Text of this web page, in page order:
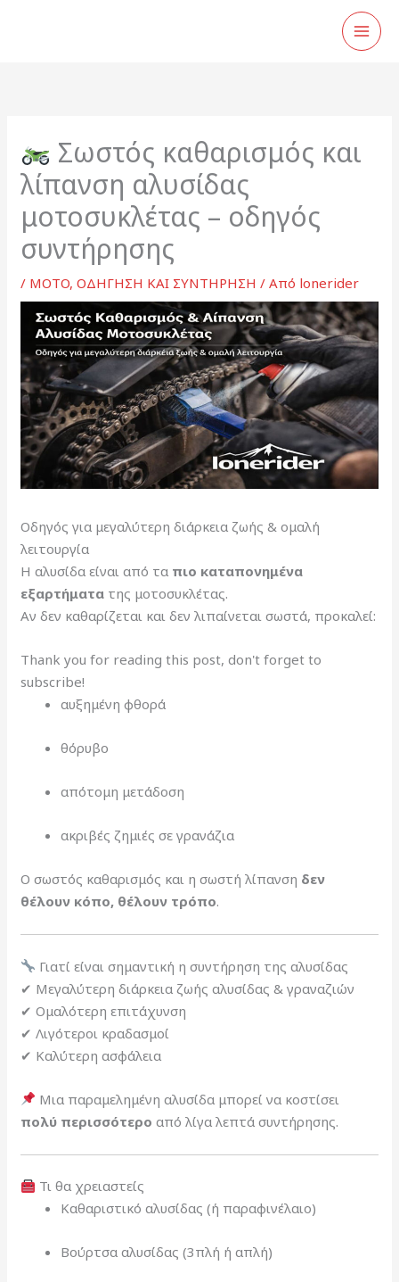
Σωστός καθαρισμός και
λίπανση αλυσίδας
μοτοσυκλέτας – οδηγός
συντήρησης
/ MOTO,ΟΔΗΓΗΣΗ ΚΑΙ ΣΥΝΤΗΡΗΣΗ / Από lonerider
Οδηγός για μεγαλύτερη διάρκεια ζωής & ομαλή
λειτουργία
Η αλυσίδα είναι από τα πιο καταπονημένα
εξαρτήματα της μοτοσυκλέτας.
Αν δεν καθαρίζεται και δεν λιπαίνεται σωστά, προκαλεί:
Thank you for reading this post, don't forget to
subscribe!
αυξημένη φθορά
θόρυβο
απότομη μετάδοση
ακριβές ζημιές σε γρανάζια
Ο σωστός καθαρισμός και η σωστή λίπανση δεν
θέλουν κόπο, θέλουν τρόπο.
Γιατί είναι σημαντική η συντήρηση της αλυσίδας
✔ Μεγαλύτερη διάρκεια ζωής αλυσίδας & γραναζιών
✔ Ομαλότερη επιτάχυνση
✔ Λιγότεροι κραδασμοί
✔ Καλύτερη ασφάλεια
Μια παραμελημένη αλυσίδα μπορεί να κοστίσει
πολύ περισσότερο από λίγα λεπτά συντήρησης.
Τι θα χρειαστείς
Καθαριστικό αλυσίδας (ή παραφινέλαιο)
Βούρτσα αλυσίδας (3πλή ή απλή)